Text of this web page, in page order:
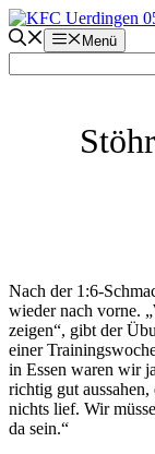
Zum
Inhalt
springen
Menü
Nach der 1:6-
wieder nach vorne.
zeigen“, gibt der
einer
in Essen waren wir
richtig gut
nichts lief. Wir
da sein.“